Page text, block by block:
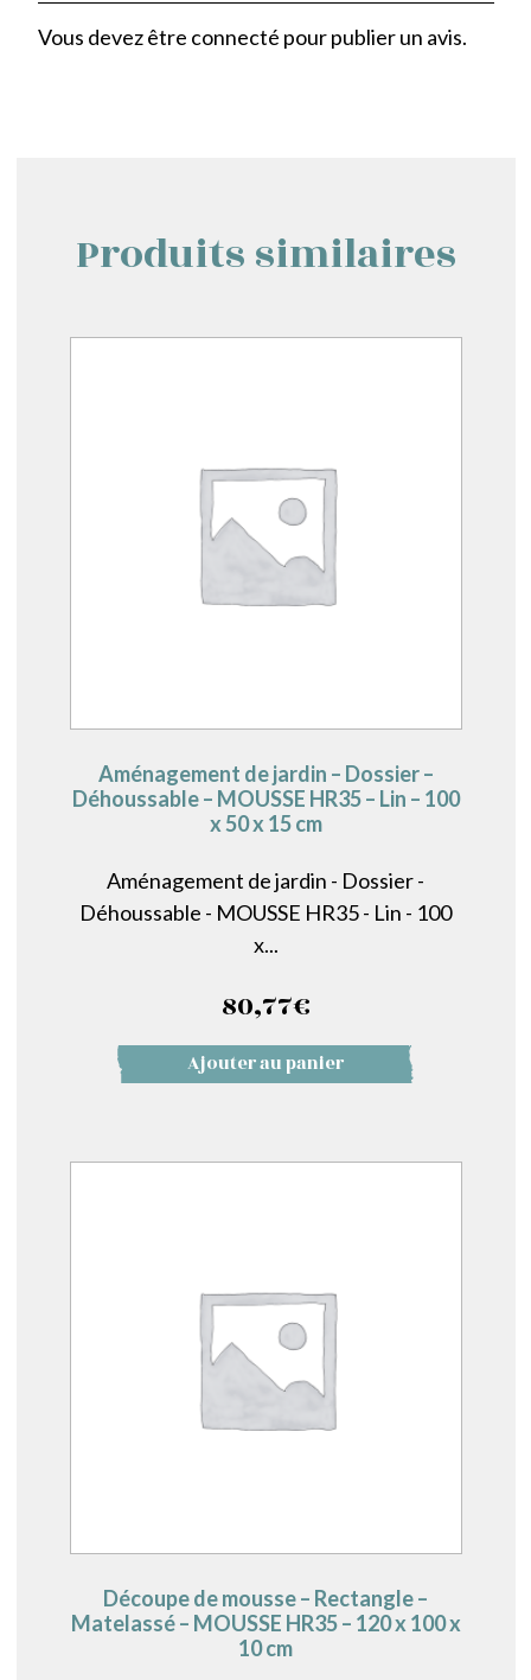
Vous devez être connecté pour publier un avis.
Produits similaires
Aménagement de jardin – Dossier –
Déhoussable – MOUSSE HR35 – Lin – 100
x 50 x 15 cm
Aménagement de jardin - Dossier -
Déhoussable - MOUSSE HR35 - Lin - 100
x...
80,77€
Ajouter au panier
Découpe de mousse – Rectangle –
Matelassé – MOUSSE HR35 – 120 x 100 x
10 cm